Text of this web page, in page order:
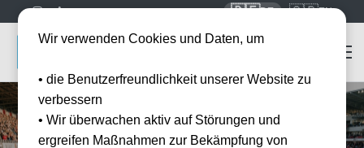
🇩🇪DE 🇬🇧EN
Wir verwenden Cookies und Daten, um
• die Benutzerfreundlichkeit unserer Website zu
verbessern
• Wir überwachen aktiv auf Störungen und
ergreifen Maßnahmen zur Bekämpfung von